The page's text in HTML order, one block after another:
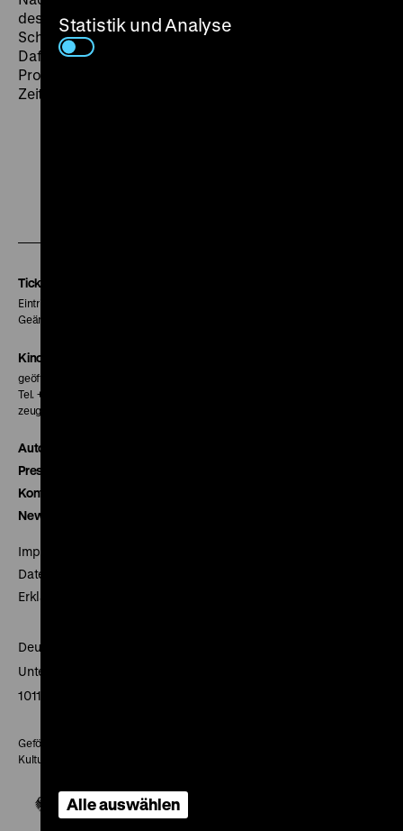
des Themas der Schwangerschaft – und des
Schwangerschaftsabbruchs – geradezu zaghaft an.
Dafür rückt er aus heutiger Perspektive das
Problematische an männlichen Liberté-Phantasien zu
Zeiten der revolutionären 1960er in den Fokus. (bg)
Tickets
Eintritt 5 €
Geänderte Preise sind im Programm vermerkt.
Kinokasse
geöffnet 30 Minuten vor Beginn der ersten Vorstellung
Tel. + 49 30 20304-770
zeughauskino@dhm.de
Autor*innen
Presse
Kontakt
Newsletter
Impressum
Datenschutz
Erklärung digitale Barrierefreiheit
Deutsches Historisches Museum
Unter den Linden 2
10117 Berlin
Gefördert mit Mitteln des Beauftragten der Bundesregierung für
Kultur und Medien
Statistik und Analyse
Alle auswählen